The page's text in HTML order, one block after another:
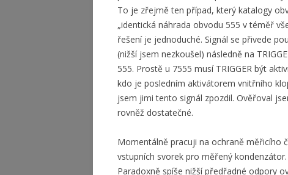
To je zřejmě ten případ, který katalogy
„identická náhrada obvodu 555 v téměř
řešení je jednoduché. Signál se přivede
(nižší jsem nezkoušel) následně na
555. Prostě u 7555 musí TRIGGER být
kdo je posledním aktivátorem vnitřního
jsem jimi tento signál zpozdil. Ověřoval
rovněž dostatečné.
Momentálně pracuji na ochraně měřicího
vstupních svorek pro měřený
Paradoxně spíše nižší předřadné odpory